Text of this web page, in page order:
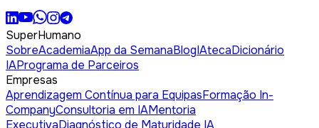
SuperHumano
SobreAcademiaApp da SemanaBlogIAtecaDicionário
IAPrograma de Parceiros
Empresas
Aprendizagem Contínua para EquipasFormação In-
CompanyConsultoria em IAMentoria
ExecutivaDiagnóstico de Maturidade IA